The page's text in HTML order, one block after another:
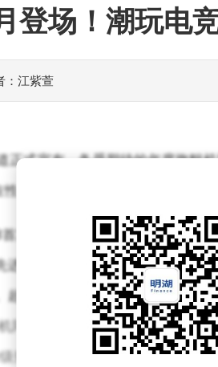
登场！潮玩电
：江紫萱
正式宣布，备受期待的年度旗舰
能、设计及用户体验层面均实现
次搭载高通第五代骁龙8旗舰芯
制程工艺，在图形处理与多任
超大容量电池则支持全天候重度
同时支持满级防水认证与3D超声
别。